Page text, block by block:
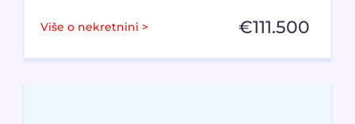
Više o nekretnini > €111.500